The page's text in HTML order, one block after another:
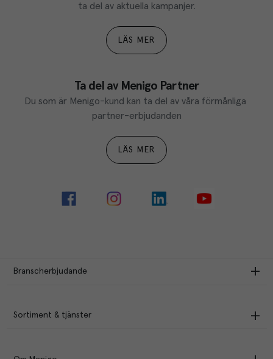
ta del av aktuella kampanjer.
LÄS MER
Ta del av Menigo Partner
Du som är Menigo-kund kan ta del av våra förmånliga
partner-erbjudanden
LÄS MER
Branscherbjudande
Sortiment & tjänster